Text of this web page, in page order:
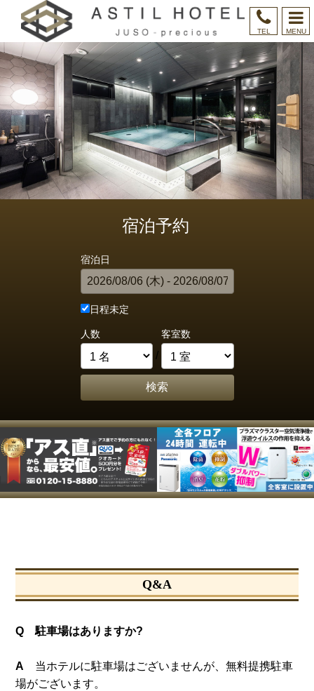
TEL MENU
宿泊予約
宿泊日
日程未定
人数
/
客室数
検索
Q&A
Q 駐車場はありますか?
A 当ホテルに駐車場はございませんが、無料提携駐車
場がございます。